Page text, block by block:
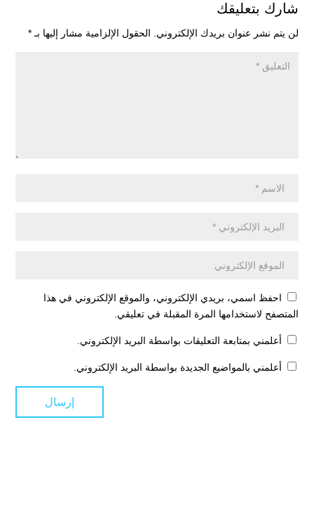
شارك بتعليقك
لن يتم نشر عنوان بريدك الإلكتروني. الحقول الإلزامية مشار إليها بـ *
احفظ اسمي، بريدي الإلكتروني، والموقع الإلكتروني في هذا
المتصفح لاستخدامها المرة المقبلة في تعليقي.
أعلمني بمتابعة التعليقات بواسطة البريد الإلكتروني.
أعلمني بالمواضيع الجديدة بواسطة البريد الإلكتروني.